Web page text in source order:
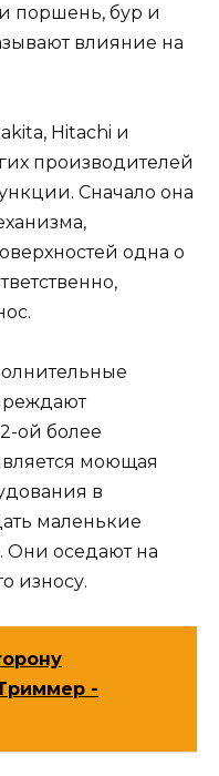
поршень, бур и
влияние на
Hitachi и
производителей
Сначало она
одна о
ой более
моющая
в
маленькие
Они оседают на
износу.
-